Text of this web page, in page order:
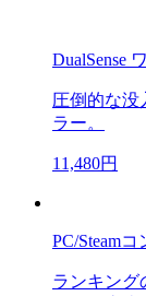
DualSense
圧倒的な没
ラー。
11,480円
PC/Steam
ランキング